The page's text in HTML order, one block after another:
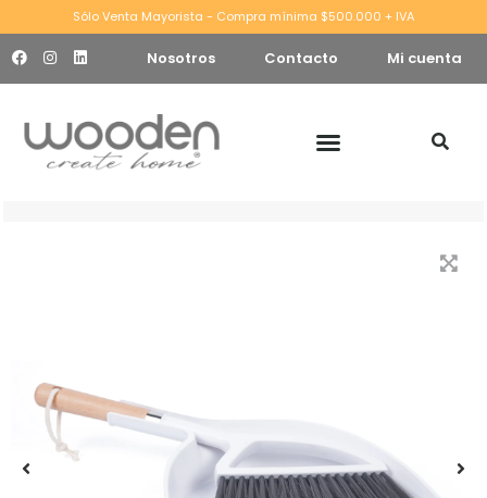
Sólo Venta Mayorista - Compra mínima $500.000 + IVA
Nosotros Contacto Mi cuenta